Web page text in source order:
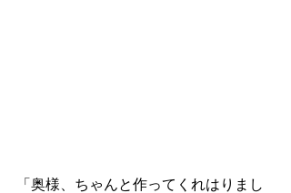
「奥様、ちゃんと作ってくれはりまし